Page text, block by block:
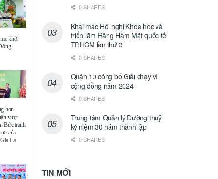
khởi
hơn
vượt
Bức tranh
của
Lai
0 SHARES
Khai mạc Hội nghị Khoa học và
triển lãm Răng Hàm Mặt quốc tế
TP.HCM lần thứ 3
0 SHARES
Quận 10 công bố Giải chạy vì
cộng đồng năm 2024
0 SHARES
Trung tâm Quản lý Đường thuỷ
kỷ niệm 30 năm thành lập
0 SHARES
TIN MỚI